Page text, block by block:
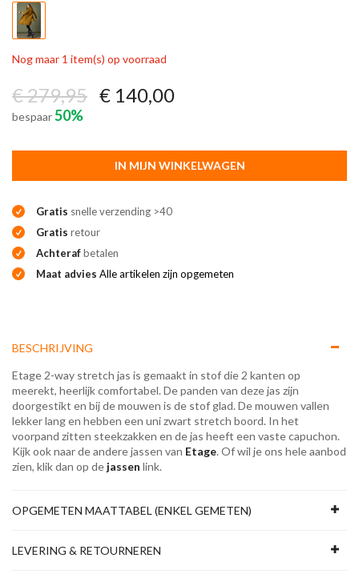
Nog maar 1 item(s) op voorraad
€ 279,95 € 140,00
bespaar50%
IN MIJN WINKELWAGEN
Gratis snelle verzending >40
Gratis retour
Achterafbetalen
Maat advies Alle artikelen zijn opgemeten
BESCHRIJVING
Etage 2-way stretch jas is gemaakt in stof die 2 kanten op
meerekt, heerlijk comfortabel. De panden van deze jas zijn
doorgestikt en bij de mouwen is de stof glad. De mouwen vallen
lekker lang en hebben een uni zwart stretch boord. In het
voorpand zitten steekzakken en de jas heeft een vaste capuchon.
Kijk ook naar de andere jassen van Etage. Of wil je ons hele aanbod
zien, klik dan op de jassen link.
OPGEMETEN MAATTABEL (ENKEL GEMETEN)
LEVERING & RETOURNEREN